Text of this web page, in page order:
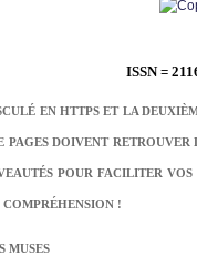
ISSN =
EN HTTPS ET LA
DOIVENT
POUR FACILITER
!
MUSES